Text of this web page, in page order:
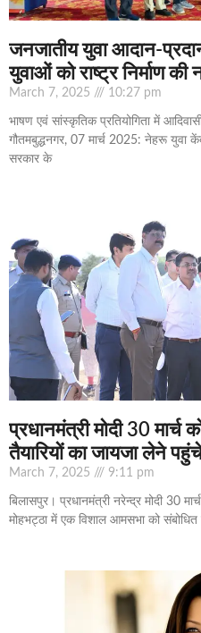
जनजातीय युवा आदान-
युवाओं को राष्ट्र निर्माण की
March 7, 2025 10:27 pm
भाषण एवं सांस्कृतिक प्रतियोगिता में
गौतमबुद्धनगर, 07 मार्च 2025: नेहरू युवा
सरकार के
प्रधानमंत्री मोदी 30
तैयारियों का जायजा लेने
March 7, 2025 9:11 pm
बिलासपुर। प्रधानमंत्री नरेन्द्र मोदी 30
मोहभट्ठा में एक विशाल आमसभा को